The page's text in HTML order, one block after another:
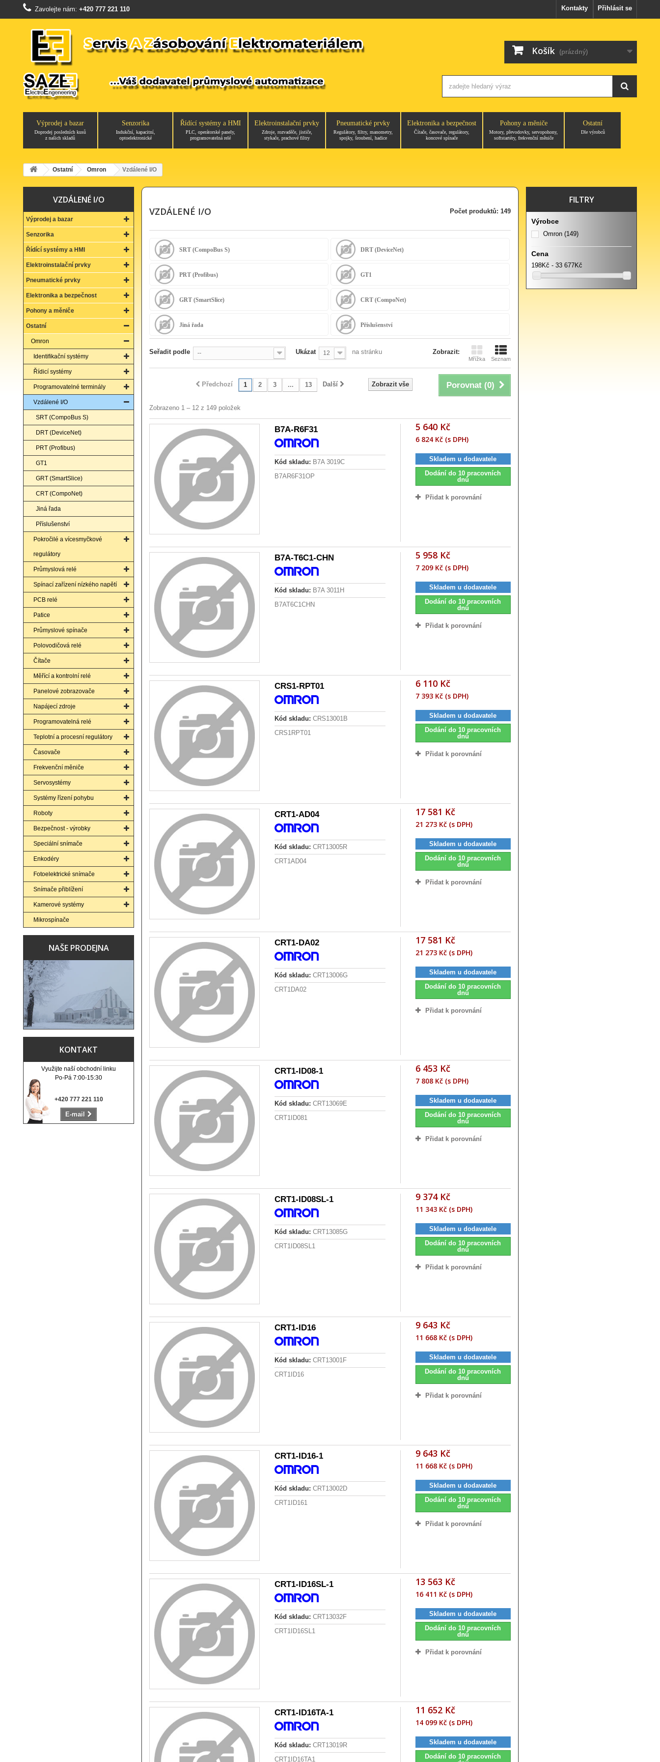
Přihlásit se
Kontakty
Zavolejte nám: +420 777 221 110
Košík (prázdný)
Výprodej a bazar
Doprodej posledních kusů
z našich skladů
Senzorika
Indukční, kapacitní,
optoelektronické
Řídící systémy a HMI
PLC, operátorské panely,
programovatelná relé
Elektroinstalační prvky
Zdroje, rozvaděče, jističe,
stykače, prachové filtry
Pneumatické prvky
Regulátory, filtry, manometry,
spojky, šroubení, hadice
Elektronika a bezpečnost
Čítače, časovače, regulátory,
koncové spínače
Pohony a měniče
Motory, převodovky, servopohony,
softstartéry, frekvenční měniče
Ostatní
Dle výrobců
Ostatní Omron Vzdálené I/O
VZDÁLENÉ I/O
Výprodej a bazar
Senzorika
Řídící systémy a HMI
Elektroinstalační prvky
Pneumatické prvky
Elektronika a bezpečnost
Pohony a měniče
Ostatní
Omron
Identifikační systémy
Řídicí systémy
Programovatelné terminály
Vzdálené I/O
SRT (CompoBus S)
DRT (DeviceNet)
PRT (Profibus)
GT1
GRT (SmartSlice)
CRT (CompoNet)
Jiná řada
Příslušenství
Pokročilé a vícesmyčkové
regulátory
Průmyslová relé
Spínací zařízení nízkého napětí
PCB relé
Patice
Průmyslové spínače
Polovodičová relé
Čítače
Měřící a kontrolní relé
Panelové zobrazovače
Napájecí zdroje
Programovatelná relé
Teplotní a procesní regulátory
Časovače
Frekvenční měniče
Servosystémy
Systémy řízení pohybu
Roboty
Bezpečnost - výrobky
Speciální snímače
Enkodéry
Fotoelektrické snímače
Snímače přiblížení
Kamerové systémy
Mikrospínače
NAŠE PRODEJNA
KONTAKT
Využijte naší obchodní linku
Po-Pá 7:00-15:30
+420 777 221 110
E-mail
VZDÁLENÉ I/O Počet produktů: 149
SRT (CompoBus S) DRT (DeviceNet)
PRT (Profibus) GT1
GRT (SmartSlice) CRT (CompoNet)
Jiná řada Příslušenství
Zobrazit:
Mřížka Seznam
Seřadit podle -- Ukázat 12 na stránku
Porovnat (0)
Zobrazit vše
Předchozí 1 2 3 ... 13 Další
Zobrazeno 1 – 12 z 149 položek
B7A-R6F31
Kód skladu: B7A 3019C
B7AR6F31OP
5 640 Kč
6 824 Kč (s DPH)
Skladem u dodavatele
Dodání do 10 pracovních
dnů
Přidat k porovnání
B7A-T6C1-CHN
Kód skladu: B7A 3011H
B7AT6C1CHN
5 958 Kč
7 209 Kč (s DPH)
Skladem u dodavatele
Dodání do 10 pracovních
dnů
Přidat k porovnání
CRS1-RPT01
Kód skladu: CRS13001B
CRS1RPT01
6 110 Kč
7 393 Kč (s DPH)
Skladem u dodavatele
Dodání do 10 pracovních
dnů
Přidat k porovnání
CRT1-AD04
Kód skladu: CRT13005R
CRT1AD04
17 581 Kč
21 273 Kč (s DPH)
Skladem u dodavatele
Dodání do 10 pracovních
dnů
Přidat k porovnání
CRT1-DA02
Kód skladu: CRT13006G
CRT1DA02
17 581 Kč
21 273 Kč (s DPH)
Skladem u dodavatele
Dodání do 10 pracovních
dnů
Přidat k porovnání
CRT1-ID08-1
Kód skladu: CRT13069E
CRT1ID081
6 453 Kč
7 808 Kč (s DPH)
Skladem u dodavatele
Dodání do 10 pracovních
dnů
Přidat k porovnání
CRT1-ID08SL-1
Kód skladu: CRT13085G
CRT1ID08SL1
9 374 Kč
11 343 Kč (s DPH)
Skladem u dodavatele
Dodání do 10 pracovních
dnů
Přidat k porovnání
CRT1-ID16
Kód skladu: CRT13001F
CRT1ID16
9 643 Kč
11 668 Kč (s DPH)
Skladem u dodavatele
Dodání do 10 pracovních
dnů
Přidat k porovnání
CRT1-ID16-1
Kód skladu: CRT13002D
CRT1ID161
9 643 Kč
11 668 Kč (s DPH)
Skladem u dodavatele
Dodání do 10 pracovních
dnů
Přidat k porovnání
CRT1-ID16SL-1
Kód skladu: CRT13032F
CRT1ID16SL1
13 563 Kč
16 411 Kč (s DPH)
Skladem u dodavatele
Dodání do 10 pracovních
dnů
Přidat k porovnání
CRT1-ID16TA-1
Kód skladu: CRT13019R
CRT1ID16TA1
11 652 Kč
14 099 Kč (s DPH)
Skladem u dodavatele
Dodání do 10 pracovních
FILTRY
Výrobce
Omron (149)
Cena
198Kč - 33 677Kč